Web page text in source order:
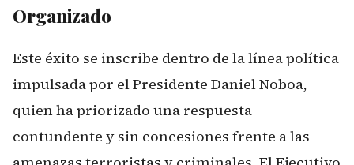
Organizado
Este éxito se inscribe dentro de la línea política
impulsada por el Presidente Daniel Noboa,
quien ha priorizado una respuesta
contundente y sin concesiones frente a las